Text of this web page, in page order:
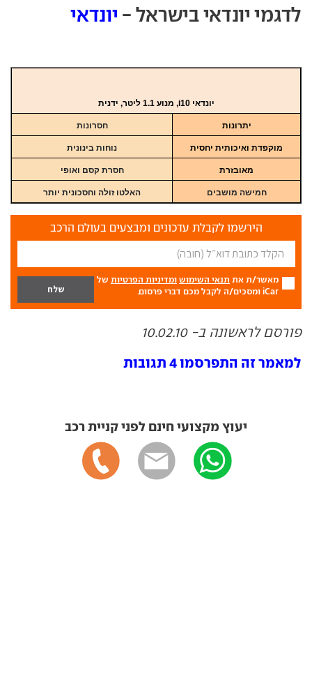
לדגמי יונדאי בישראל - יונדאי
יונדאי i10, מנוע 1.1 ליטר, ידנית
יתרונות חסרונות
מוקפדת ואיכותית יחסית נוחות בינונית
מאובזרת חסרת קסם ואופי
חמישה מושבים האלטו זולה וחסכונית יותר
הירשמו לקבלת עדכונים ומבצעים בעולם הרכב
מאשר/ת את תנאי השימוש ומדיניות הפרטיות של
iCar ומסכים/ה לקבל מכם דברי פרסום.
פורסם לראשונה ב- 10.02.10
למאמר זה התפרסמו 4 תגובות
יעוץ מקצועי חינם לפני קניית רכב